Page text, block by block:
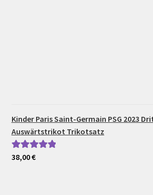
Kinder Paris Saint-Germain PSG 2023
Auswärtstrikot Trikotsatz
Bewertet mit
38,00€